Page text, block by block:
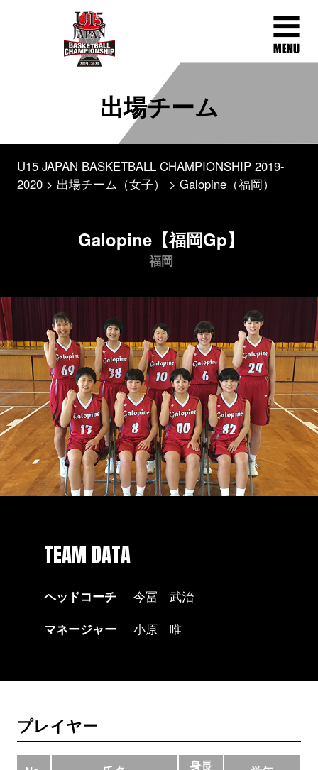
出場チーム
U15 JAPAN BASKETBALL CHAMPIONSHIP 2019-
2020
出場チーム（女子） Galopine（福岡）
Galopine【福岡Gp】
福岡
TEAM DATA
ヘッドコーチ
今冨 武治
マネージャー
小原 唯
プレイヤー
身長